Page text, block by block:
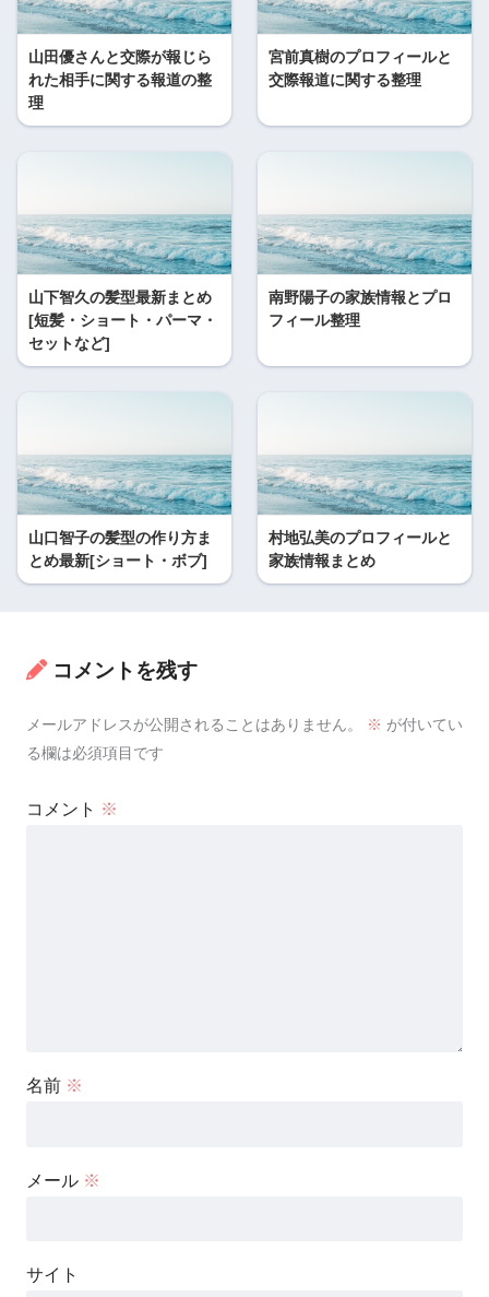
山田優さんと交際が報じら
れた相手に関する報道の整
理
宮前真樹のプロフィールと
交際報道に関する整理
山下智久の髪型最新まとめ
[短髪・ショート・パーマ・
セットなど]
南野陽子の家族情報とプロ
フィール整理
山口智子の髪型の作り方ま
とめ最新[ショート・ボブ]
村地弘美のプロフィールと
家族情報まとめ
コメントを残す
メールアドレスが公開されることはありません。 ※ が付いてい
る欄は必須項目です
コメント ※
名前 ※
メール ※
サイト